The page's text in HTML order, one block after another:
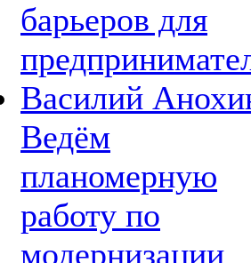
барьеров для
Василий
Ведём
планомерную
работу по
модернизации